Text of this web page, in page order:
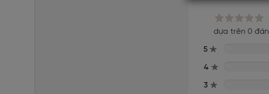
dựa trên 0
5
4
3